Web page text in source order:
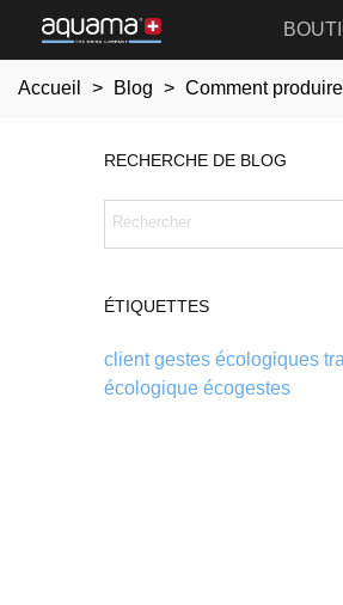
Accueil > Blog > Comment
RECHERCHE DE BLOG
ÉTIQUETTES
client gestes écologiques
écologique écogestes